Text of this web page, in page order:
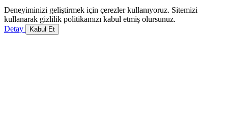
Deneyiminizi geliştirmek için çerezler kullanıyoruz. Sitemizi
kullanarak gizlilik politikamızı kabul etmiş olursunuz.
Detay
Kabul Et